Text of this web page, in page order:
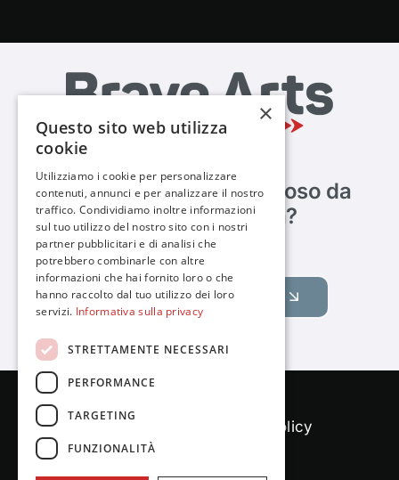
Sei abbastanza coraggioso da
metterci alla prova?
Raccontaci il tuo obiettivo
Privacy policy
×
Questo sito web utilizza
cookie
Utilizziamo i cookie per personalizzare
contenuti, annunci e per analizzare il nostro
traffico. Condividiamo inoltre informazioni
sul tuo utilizzo del nostro sito con i nostri
partner pubblicitari e di analisi che
potrebbero combinarle con altre
informazioni che hai fornito loro o che
hanno raccolto dal tuo utilizzo dei loro
servizi. Informativa sulla privacy
STRETTAMENTE NECESSARI
PERFORMANCE
TARGETING
FUNZIONALITÀ